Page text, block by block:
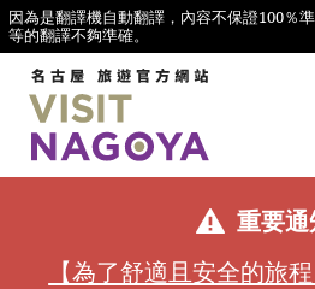
因為是翻譯機自動翻譯，內容不保證100％
等的翻譯不夠準確。
重要通
【為了舒適且安全的旅